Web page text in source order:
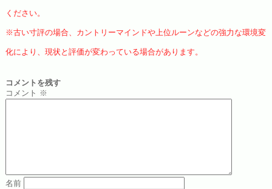
ください。
※古い寸評の場合、カントリーマインドや上位ルーンなどの強力な環境変
化により、現状と評価が変わっている場合があります。
コメントを残す
コメント ※
名前